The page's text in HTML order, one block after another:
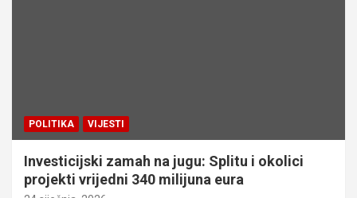
POLITIKA VIJESTI
Investicijski zamah na jugu: Splitu i okolici
projekti vrijedni 340 milijuna eura